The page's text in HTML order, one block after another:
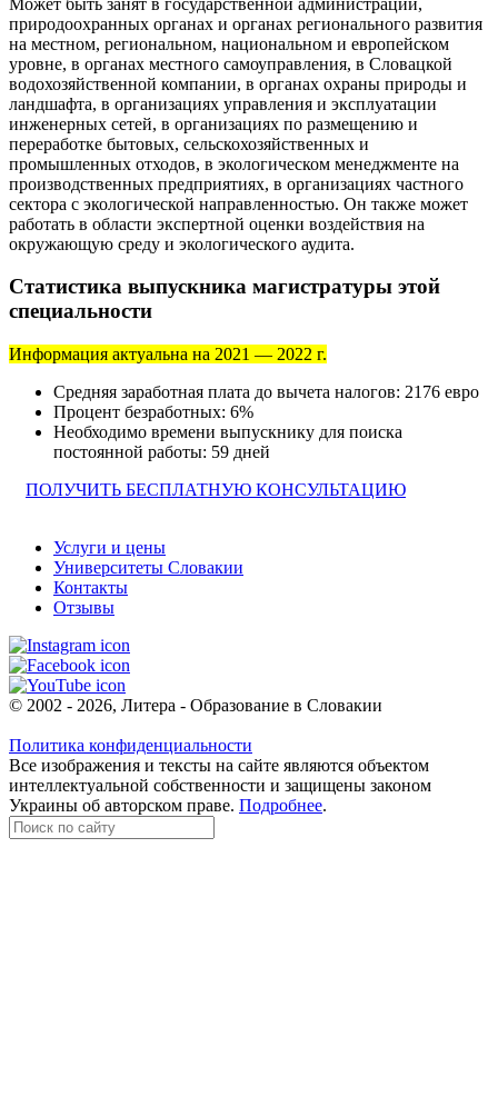
природоохранных органах и органах регионального развития
на местном, региональном, национальном и европейском
уровне, в органах местного самоуправления, в Словацкой
водохозяйственной компании, в органах охраны природы и
ландшафта, в организациях управления и эксплуатации
инженерных сетей, в организациях по размещению и
переработке бытовых, сельскохозяйственных и
промышленных отходов, в экологическом менеджменте на
производственных предприятиях, в организациях частного
сектора с экологической направленностью. Он также может
работать в области экспертной оценки воздействия на
окружающую среду и экологического аудита.
Статистика выпускника магистратуры этой
специальности
Информация актуальна на 2021 — 2022 г.
Средняя заработная плата до вычета налогов: 2176 евро
Процент безработных: 6%
Необходимо времени выпускнику для поиска
постоянной работы: 59 дней
ПОЛУЧИТЬ БЕСПЛАТНУЮ КОНСУЛЬТАЦИЮ
Услуги и цены
Университеты Словакии
Контакты
Отзывы
© 2002 - 2026, Литера - Образование в Словакии
Политика конфиденциальности
Все изображения и тексты на сайте являются объектом
интеллектуальной собственности и защищены законом
Украины об авторском праве. Подробнее.